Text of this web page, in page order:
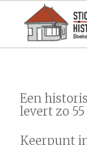
Een
levert zo
Keerpunt